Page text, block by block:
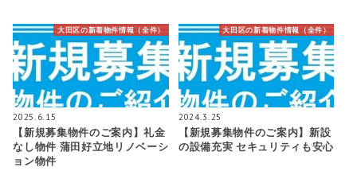
大田区の新着物件情報（全件）
2025.6.15
【新規募集物件のご案内】礼金
なし物件 蒲田好立地リノベーシ
ョン物件
大田区の新着物件情報（全件）
2024.3.25
【新規募集物件のご案内】新設
の設備充実 セキュリティも安心